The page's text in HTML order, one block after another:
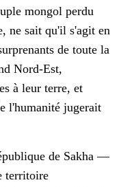
mongol perdu
ne sait qu'il s'agit en
de toute la
Nord-Est,
à leur terre, et
l'humanité jugerait
de Sakha —
territoire